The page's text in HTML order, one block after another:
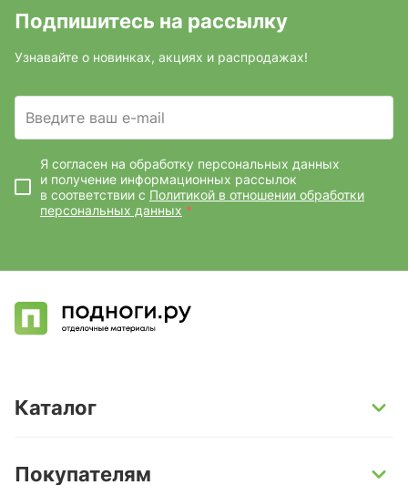
Подпишитесь на рассылку
Узнавайте о новинках, акциях и распродажах!
Введите ваш e-mail
Я согласен на обработку персональных данных
и получение информационных рассылок
в соответствии с Политикой в отношении обработки
персональных данных *
Каталог
Кварц-винил и LVT-плитка
Покупателям